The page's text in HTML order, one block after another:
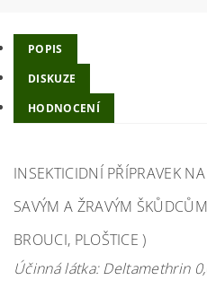
POPIS
DISKUZE
HODNOCENÍ
INSEKTICIDNÍ PŘÍPRAVEK
SAVÝM A ŽRAVÝM
BROUCI, PLOŠTICE )
Účinná látka: Deltamethrin